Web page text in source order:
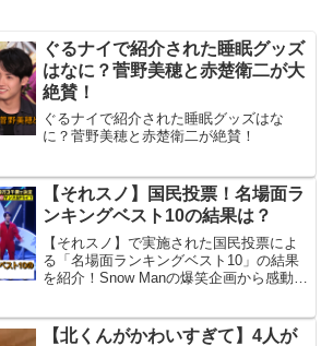
ぐるナイで紹介された睡眠グッズ
はなに？菅野美穂と赤楚衛二が大
絶賛！
ぐるナイで紹介された睡眠グッズはな
に？菅野美穂と赤楚衛二が絶賛！
【それスノ】国民投票！名場面ラ
ンキングベスト10の結果は？
【それスノ】で実施された国民投票によ
る「名場面ランキングベスト10」の結果
を紹介！Snow Manの爆笑企画から感動シ
【北くんがかわいすぎて】4人が